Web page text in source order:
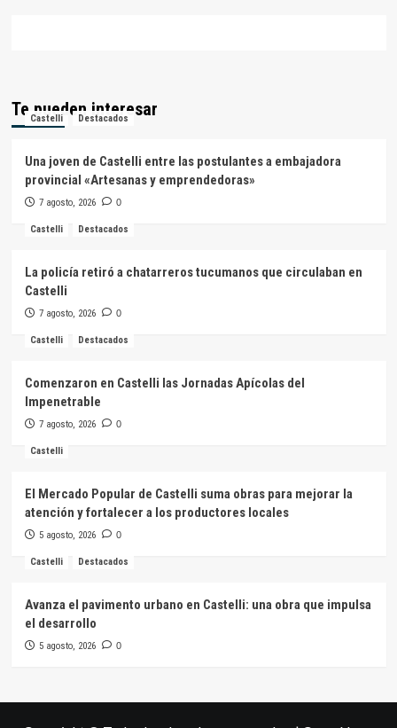
Te pueden interesar
Castelli Destacados
Una joven de Castelli entre las postulantes a embajadora
provincial «Artesanas y emprendedoras»
7 agosto, 2026 0
Castelli Destacados
La policía retiró a chatarreros tucumanos que circulaban en
Castelli
7 agosto, 2026 0
Castelli Destacados
Comenzaron en Castelli las Jornadas Apícolas del
Impenetrable
7 agosto, 2026 0
Castelli
El Mercado Popular de Castelli suma obras para mejorar la
atención y fortalecer a los productores locales
5 agosto, 2026 0
Castelli Destacados
Avanza el pavimento urbano en Castelli: una obra que impulsa
el desarrollo
5 agosto, 2026 0